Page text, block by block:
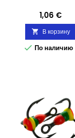
Цена
1,06 €
 В корзину
 По наличию